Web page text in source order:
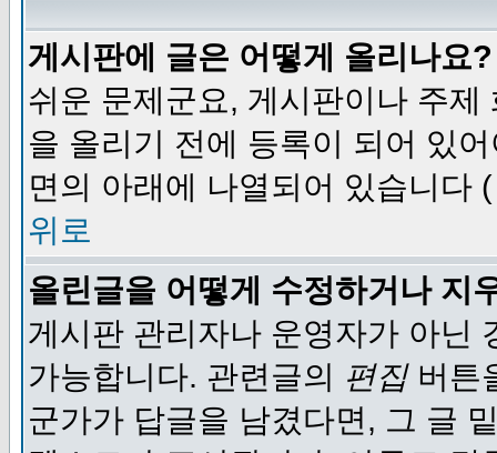
게시판에 글은 어떻게 올리나요?
쉬운 문제군요, 게시판이나 주
을 올리기 전에 등록이 되어 있
면의 아래에 나열되어 있습니다 (
위로
올린글을 어떻게 수정하거나 지
게시판 관리자나 운영자가 아닌
가능합니다. 관련글의 편집버튼
군가가 답글을 남겼다면, 그 글